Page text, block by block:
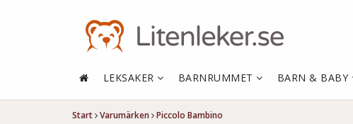
Start Varumärken Piccolo Bambino
LEKSAKER BARNRUMMET BARN & BABY